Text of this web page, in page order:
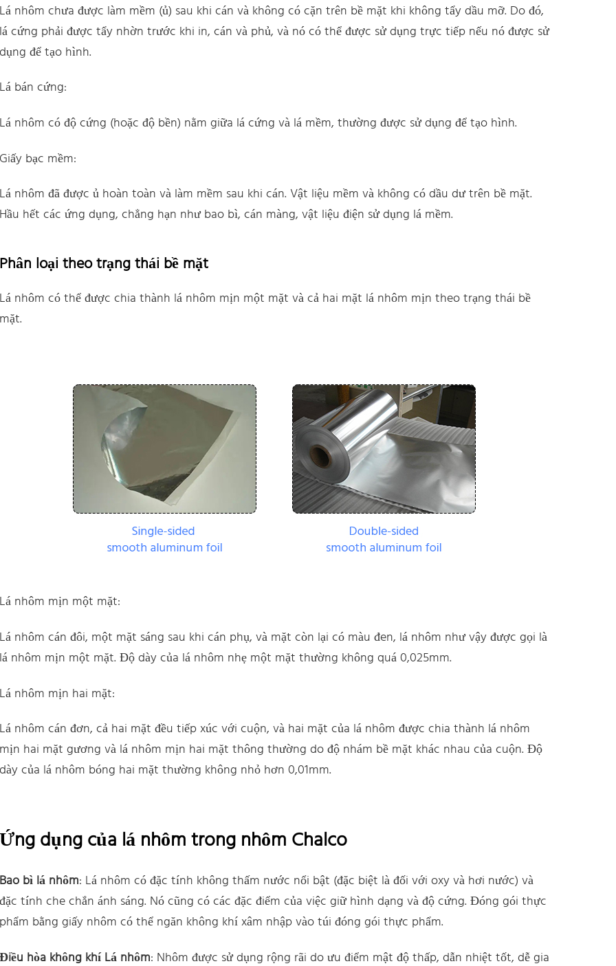
Lá nhôm chưa được làm mềm (ủ) sau khi cán và không có cặn trên bề mặt khi không tẩy dầu mỡ. Do đó,
lá cứng phải được tẩy nhờn trước khi in, cán và phủ, và nó có thể được sử dụng trực tiếp nếu nó được sử
dụng để tạo hình.
Lá bán cứng:
Lá nhôm có độ cứng (hoặc độ bền) nằm giữa lá cứng và lá mềm, thường được sử dụng để tạo hình.
Giấy bạc mềm:
Lá nhôm đã được ủ hoàn toàn và làm mềm sau khi cán. Vật liệu mềm và không có dầu dư trên bề mặt.
Hầu hết các ứng dụng, chẳng hạn như bao bì, cán màng, vật liệu điện sử dụng lá mềm.
Phân loại theo trạng thái bề mặt
Lá nhôm có thể được chia thành lá nhôm mịn một mặt và cả hai mặt lá nhôm mịn theo trạng thái bề
mặt.
Lá nhôm mịn một mặt:
Lá nhôm cán đôi, một mặt sáng sau khi cán phụ, và mặt còn lại có màu đen, lá nhôm như vậy được gọi là
lá nhôm mịn một mặt. Độ dày của lá nhôm nhẹ một mặt thường không quá 0,025mm.
Lá nhôm mịn hai mặt:
Lá nhôm cán đơn, cả hai mặt đều tiếp xúc với cuộn, và hai mặt của lá nhôm được chia thành lá nhôm
mịn hai mặt gương và lá nhôm mịn hai mặt thông thường do độ nhám bề mặt khác nhau của cuộn. Độ
dày của lá nhôm bóng hai mặt thường không nhỏ hơn 0,01mm.
Ứng dụng của lá nhôm trong nhôm Chalco
Bao bì lá nhôm: Lá nhôm có đặc tính không thấm nước nổi bật (đặc biệt là đối với oxy và hơi nước) và
đặc tính che chắn ánh sáng. Nó cũng có các đặc điểm của việc giữ hình dạng và độ cứng. Đóng gói thực
phẩm bằng giấy nhôm có thể ngăn không khí xâm nhập vào túi đóng gói thực phẩm.
Điều hòa không khí Lá nhôm: Nhôm được sử dụng rộng rãi do ưu điểm mật độ thấp, dẫn nhiệt tốt, dễ gia